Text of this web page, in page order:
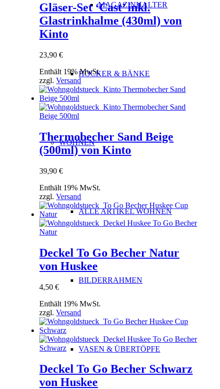
MAGAZINHALTER
HOCKER & BÄNKE
WOHNEN
ALLE ARTIKEL WOHNEN
BILDERRAHMEN
VASEN & ÜBERTÖPFE
Gläser-Set ‘Cast’ inkl.
Glastrinkhalme (430ml) von
Kinto
23,90€
Enthält 19% MwSt.
zzgl.Versand
Thermobecher Sand Beige
(500ml) von Kinto
39,90€
Enthält 19% MwSt.
zzgl.Versand
Deckel To Go Becher Natur
von Huskee
4,50€
Enthält 19% MwSt.
zzgl.Versand
Deckel To Go Becher Schwarz
von Huskee